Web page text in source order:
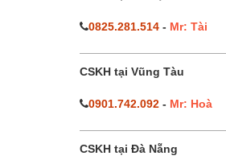
0825.281.514- Mr: Tài
CSKH tại Vũng Tàu
0901.742.092- Mr: Hoà
CSKH tại Đà Nẵng